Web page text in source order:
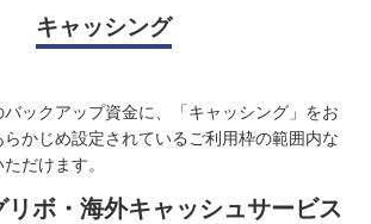
キャッシング
ックアップ資金に、「キャッシング」をお
かじめ設定されているご利用枠の範囲内な
だけます。
リボ・海外キャッシュサービス